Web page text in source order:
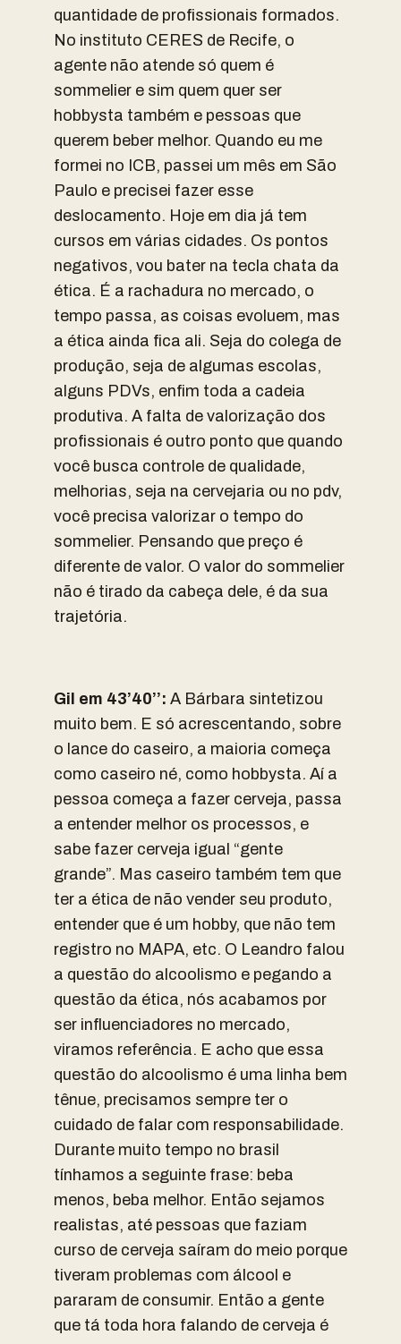
quantidade de profissionais formados.
No instituto CERES de Recife, o
agente não atende só quem é
sommelier e sim quem quer ser
hobbysta também e pessoas que
querem beber melhor. Quando eu me
formei no ICB, passei um mês em São
Paulo e precisei fazer esse
deslocamento. Hoje em dia já tem
cursos em várias cidades. Os pontos
negativos, vou bater na tecla chata da
ética. É a rachadura no mercado, o
tempo passa, as coisas evoluem, mas
a ética ainda fica ali. Seja do colega de
produção, seja de algumas escolas,
alguns PDVs, enfim toda a cadeia
produtiva. A falta de valorização dos
profissionais é outro ponto que quando
você busca controle de qualidade,
melhorias, seja na cervejaria ou no pdv,
você precisa valorizar o tempo do
sommelier. Pensando que preço é
diferente de valor. O valor do sommelier
não é tirado da cabeça dele, é da sua
trajetória.
Gil em 43’40’’: A Bárbara sintetizou
muito bem. E só acrescentando, sobre
o lance do caseiro, a maioria começa
como caseiro né, como hobbysta. Aí a
pessoa começa a fazer cerveja, passa
a entender melhor os processos, e
sabe fazer cerveja igual “gente
grande”. Mas caseiro também tem que
ter a ética de não vender seu produto,
entender que é um hobby, que não tem
registro no MAPA, etc. O Leandro falou
a questão do alcoolismo e pegando a
questão da ética, nós acabamos por
ser influenciadores no mercado,
viramos referência. E acho que essa
questão do alcoolismo é uma linha bem
tênue, precisamos sempre ter o
cuidado de falar com responsabilidade.
Durante muito tempo no brasil
tínhamos a seguinte frase: beba
menos, beba melhor. Então sejamos
realistas, até pessoas que faziam
curso de cerveja saíram do meio porque
tiveram problemas com álcool e
pararam de consumir. Então a gente
que tá toda hora falando de cerveja é